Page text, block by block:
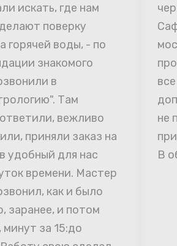
искать, где нам
поверку
горячей воды, - по
знакомого
в
Там
вежливо
приняли заказ на
удобный для нас
времени. Мастер
как и было
заранее, и потом
минут за 15:до
не
В